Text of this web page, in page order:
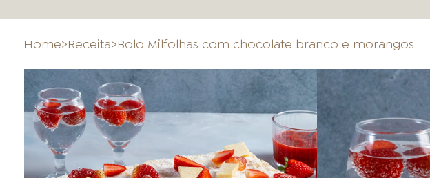
HOME
ONDE COMPRAR
Home>Receita>Bolo Milfolhas com chocolate branco e morangos